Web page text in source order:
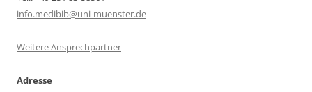
info.medibib@uni-muenster.de
Weitere Ansprechpartner
Adresse